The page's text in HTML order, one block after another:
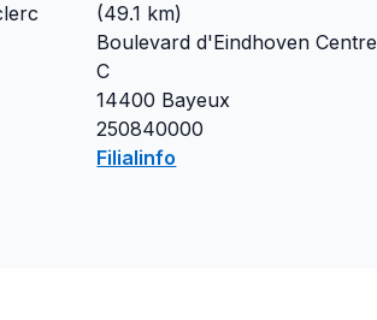
(49.1 km)
Boulevard d'Eindhoven Centre
C
14400 Bayeux
250840000
Filialinfo